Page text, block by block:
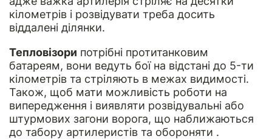
кілометрів і розвідувати треба досить
віддалені ділянки.
Тепловізори потрібні протитанковим
батареям, вони ведуть бої на відстані до 5-ти
кілометрів та стріляють в межах видимості.
Також, щоб мати можливість роботи на
випередження і виявляти розвідувальні або
штурмових загони ворога, що наближаються
до табору артилеристів та обороняти .